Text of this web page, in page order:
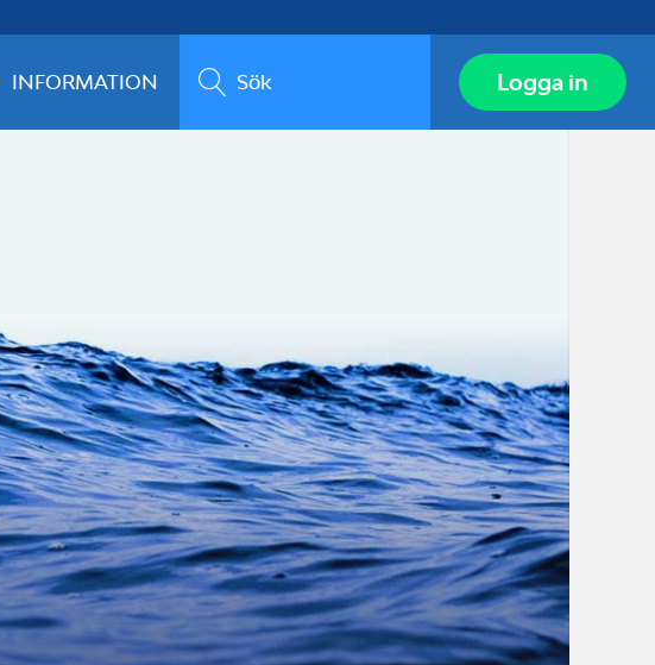
INFORMATION Sök Logga in